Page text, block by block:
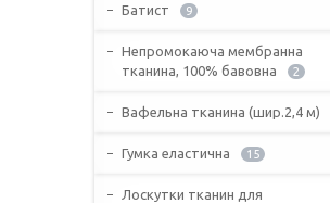
Батист 9
Непромокаюча мембранна
тканина, 100% бавовна
2
Вафельна тканина (шир.2,4 м)
Гумка еластична 15
Лоскутки тканин для